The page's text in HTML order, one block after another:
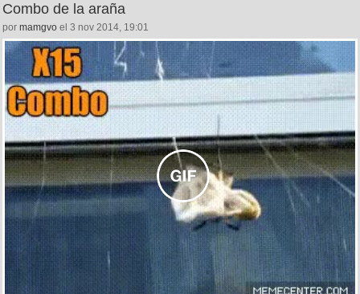
Combo de la araña
por mamgvo el 3 nov 2014, 19:01